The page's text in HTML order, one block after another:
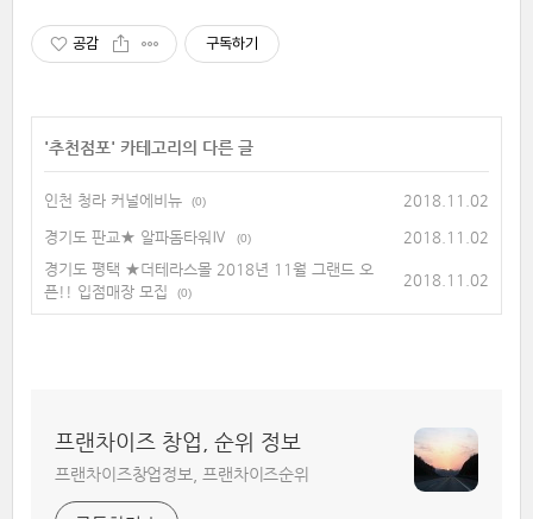
공감 구독하기
'추천점포' 카테고리의 다른 글
인천 청라 커널에비뉴 (0) 2018.11.02
경기도 판교★ 알파돔타워Ⅳ (0)
2018.11.02
경기도 평택 ★더테라스몰 2018년 11월 그랜드 오
픈!! 입점매장 모집
(0)
2018.11.02
프랜차이즈 창업, 순위 정보
프랜차이즈창업정보, 프랜차이즈순위